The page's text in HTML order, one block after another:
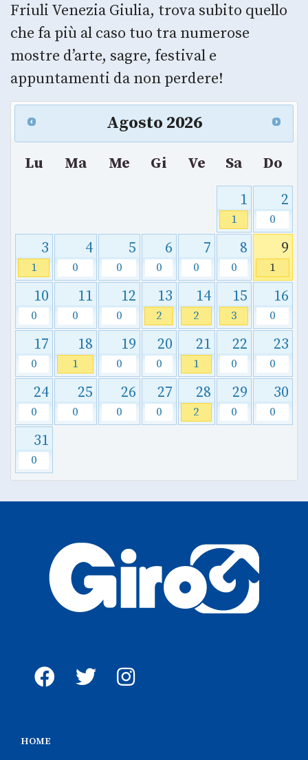
Friuli Venezia Giulia, trova subito quello
che fa più al caso tuo tra numerose
mostre d’arte, sagre, festival e
appuntamenti da non perdere!
Agosto 2026
Lu Ma Me Gi Ve Sa
Do
1
1
2
0
3
1
4
0
5
0
6
0
7
0
8
0
9
1
10
0
11
0
12
0
13
2
14
2
15
3
16
0
17
0
18
1
19
0
20
0
21
1
22
0
23
0
24
0
25
0
26
0
27
0
28
2
29
0
30
0
31
0
HOME